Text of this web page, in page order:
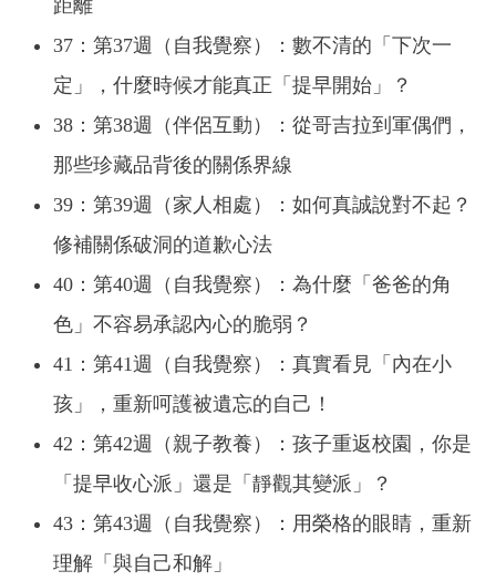
距離
37：第37週（自我覺察）：數不清的「下次一
定」，什麼時候才能真正「提早開始」？
38：第38週（伴侶互動）：從哥吉拉到軍偶們，
那些珍藏品背後的關係界線
39：第39週（家人相處）：如何真誠說對不起？
修補關係破洞的道歉心法
40：第40週（自我覺察）：為什麼「爸爸的角
色」不容易承認內心的脆弱？
41：第41週（自我覺察）：真實看見「內在小
孩」，重新呵護被遺忘的自己！
42：第42週（親子教養）：孩子重返校園，你是
「提早收心派」還是「靜觀其變派」？
43：第43週（自我覺察）：用榮格的眼睛，重新
理解「與自己和解」